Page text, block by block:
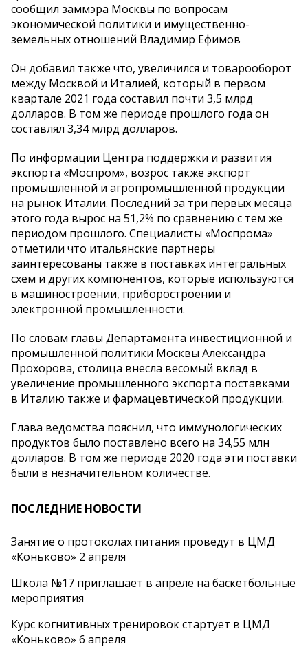
сообщил заммэра Москвы по вопросам
экономической политики и имущественно-
земельных отношений Владимир Ефимов
Он добавил также что, увеличился и товарооборот
между Москвой и Италией, который в первом
квартале 2021 года составил почти 3,5 млрд
долларов. В том же периоде прошлого года он
составлял 3,34 млрд долларов.
По информации Центра поддержки и развития
экспорта «Моспром», возрос также экспорт
промышленной и агропромышленной продукции
на рынок Италии. Последний за три первых месяца
этого года вырос на 51,2% по сравнению с тем же
периодом прошлого. Специалисты «Моспрома»
отметили что итальянские партнеры
заинтересованы также в поставках интегральных
схем и других компонентов, которые используются
в машиностроении, приборостроении и
электронной промышленности.
По словам главы Департамента инвестиционной и
промышленной политики Москвы Александра
Прохорова, столица внесла весомый вклад в
увеличение промышленного экспорта поставками
в Италию также и фармацевтической продукции.
Глава ведомства пояснил, что иммунологических
продуктов было поставлено всего на 34,55 млн
долларов. В том же периоде 2020 года эти поставки
были в незначительном количестве.
ПОСЛЕДНИЕ НОВОСТИ
Занятие о протоколах питания проведут в ЦМД
«Коньково» 2 апреля
Школа №17 приглашает в апреле на баскетбольные
мероприятия
Курс когнитивных тренировок стартует в ЦМД
«Коньково» 6 апреля